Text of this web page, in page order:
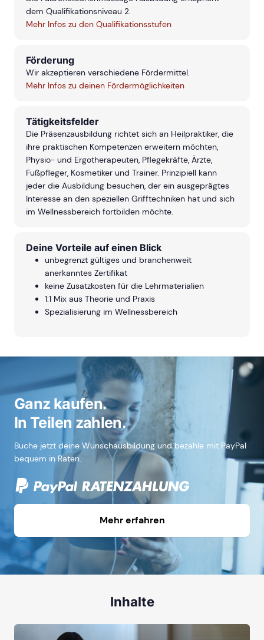
dem Qualifikationsniveau 2.
Mehr Infos zu den Qualifikationsstufen
Förderung
Wir akzeptieren verschiedene Fördermittel.
Mehr Infos zu deinen Fördermöglichkeiten
Tätigkeitsfelder
Die Präsenzausbildung richtet sich an Heilpraktiker, die
ihre praktischen Kompetenzen erweitern möchten,
Physio- und Ergotherapeuten, Pflegekräfte, Ärzte,
Fußpfleger, Kosmetiker und Trainer. Prinzipiell kann
jeder die Ausbildung besuchen, der ein ausgeprägtes
Interesse an den speziellen Grifftechniken hat und sich
im Wellnessbereich fortbilden möchte.
Deine Vorteile auf einen Blick
unbegrenzt gültiges und branchenweit
anerkanntes Zertifikat
keine Zusatzkosten für die Lehrmaterialien
1:1 Mix aus Theorie und Praxis
Spezialisierung im Wellnessbereich
Ganz kaufen.
In Teilen zahlen.
Buche jetzt deine Wunschausbildung und bezahle mit PayPal
bequem in Raten.
Mehr erfahren
Inhalte